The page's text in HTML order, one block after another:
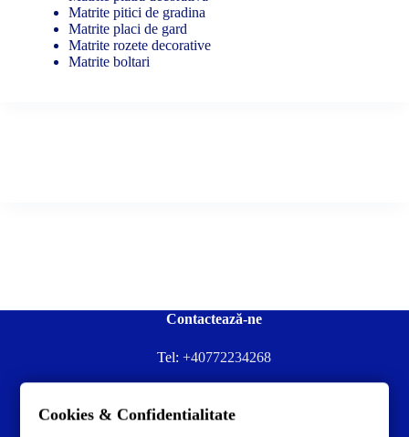
Matrite pitici de gradina
Matrite placi de gard
Matrite rozete decorative
Matrite boltari
Contactează-ne
Tel: +40772234268
Contacteză-ne la:✉️contact@concrete-forma.com
Cookies & Confidentialitate